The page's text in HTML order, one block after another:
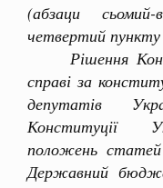
(абзаци
четвертий
Рішення
справі за
депутатів
Конституції
положень
Державний